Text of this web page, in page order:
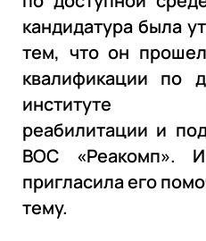
кандидатура была
тем, что он
квалификации по
институте
реабилитации и
ВОС «Реакомп».
пригласила его
тему.